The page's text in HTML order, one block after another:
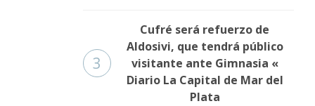
3
Cufré será refuerzo de
Aldosivi, que tendrá público
visitante ante Gimnasia «
Diario La Capital de Mar del
Plata